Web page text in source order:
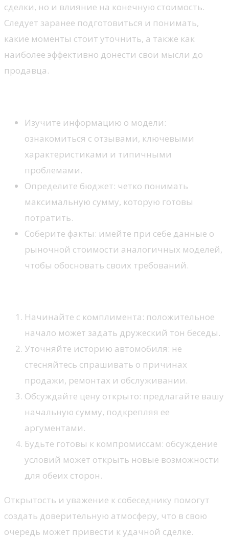
сделки, но и влияние на конечную стоимость.
Следует заранее подготовиться и понимать,
какие моменты стоит уточнить, а также как
наиболее эффективно донести свои мысли до
продавца.
Изучите информацию о модели:
ознакомиться с отзывами, ключевыми
характеристиками и типичными
проблемами.
Определите бюджет: четко понимать
максимальную сумму, которую готовы
потратить.
Соберите факты: имейте при себе данные о
рыночной стоимости аналогичных моделей,
чтобы обосновать своих требований.
Начинайте с комплимента: положительное
начало может задать дружеский тон беседы.
Уточняйте историю автомобиля: не
стесняйтесь спрашивать о причинах
продажи, ремонтах и обслуживании.
Обсуждайте цену открыто: предлагайте вашу
начальную сумму, подкрепляя ее
аргументами.
Будьте готовы к компромиссам: обсуждение
условий может открыть новые возможности
для обеих сторон.
Открытость и уважение к собеседнику помогут
создать доверительную атмосферу, что в свою
очередь может привести к удачной сделке.